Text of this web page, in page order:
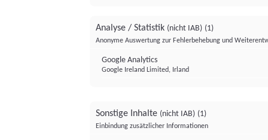
Analyse / Statistik (nicht IAB) (1)
Anonyme Auswertung zur Fehlerbehebung und
Google Analytics
Google Ireland Limited, Irland
Sonstige Inhalte (nicht IAB) (1)
Einbindung zusätzlicher Informationen